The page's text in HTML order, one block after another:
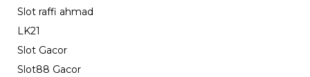
Slot raffi ahmad
LK21
Slot Gacor
Slot88 Gacor